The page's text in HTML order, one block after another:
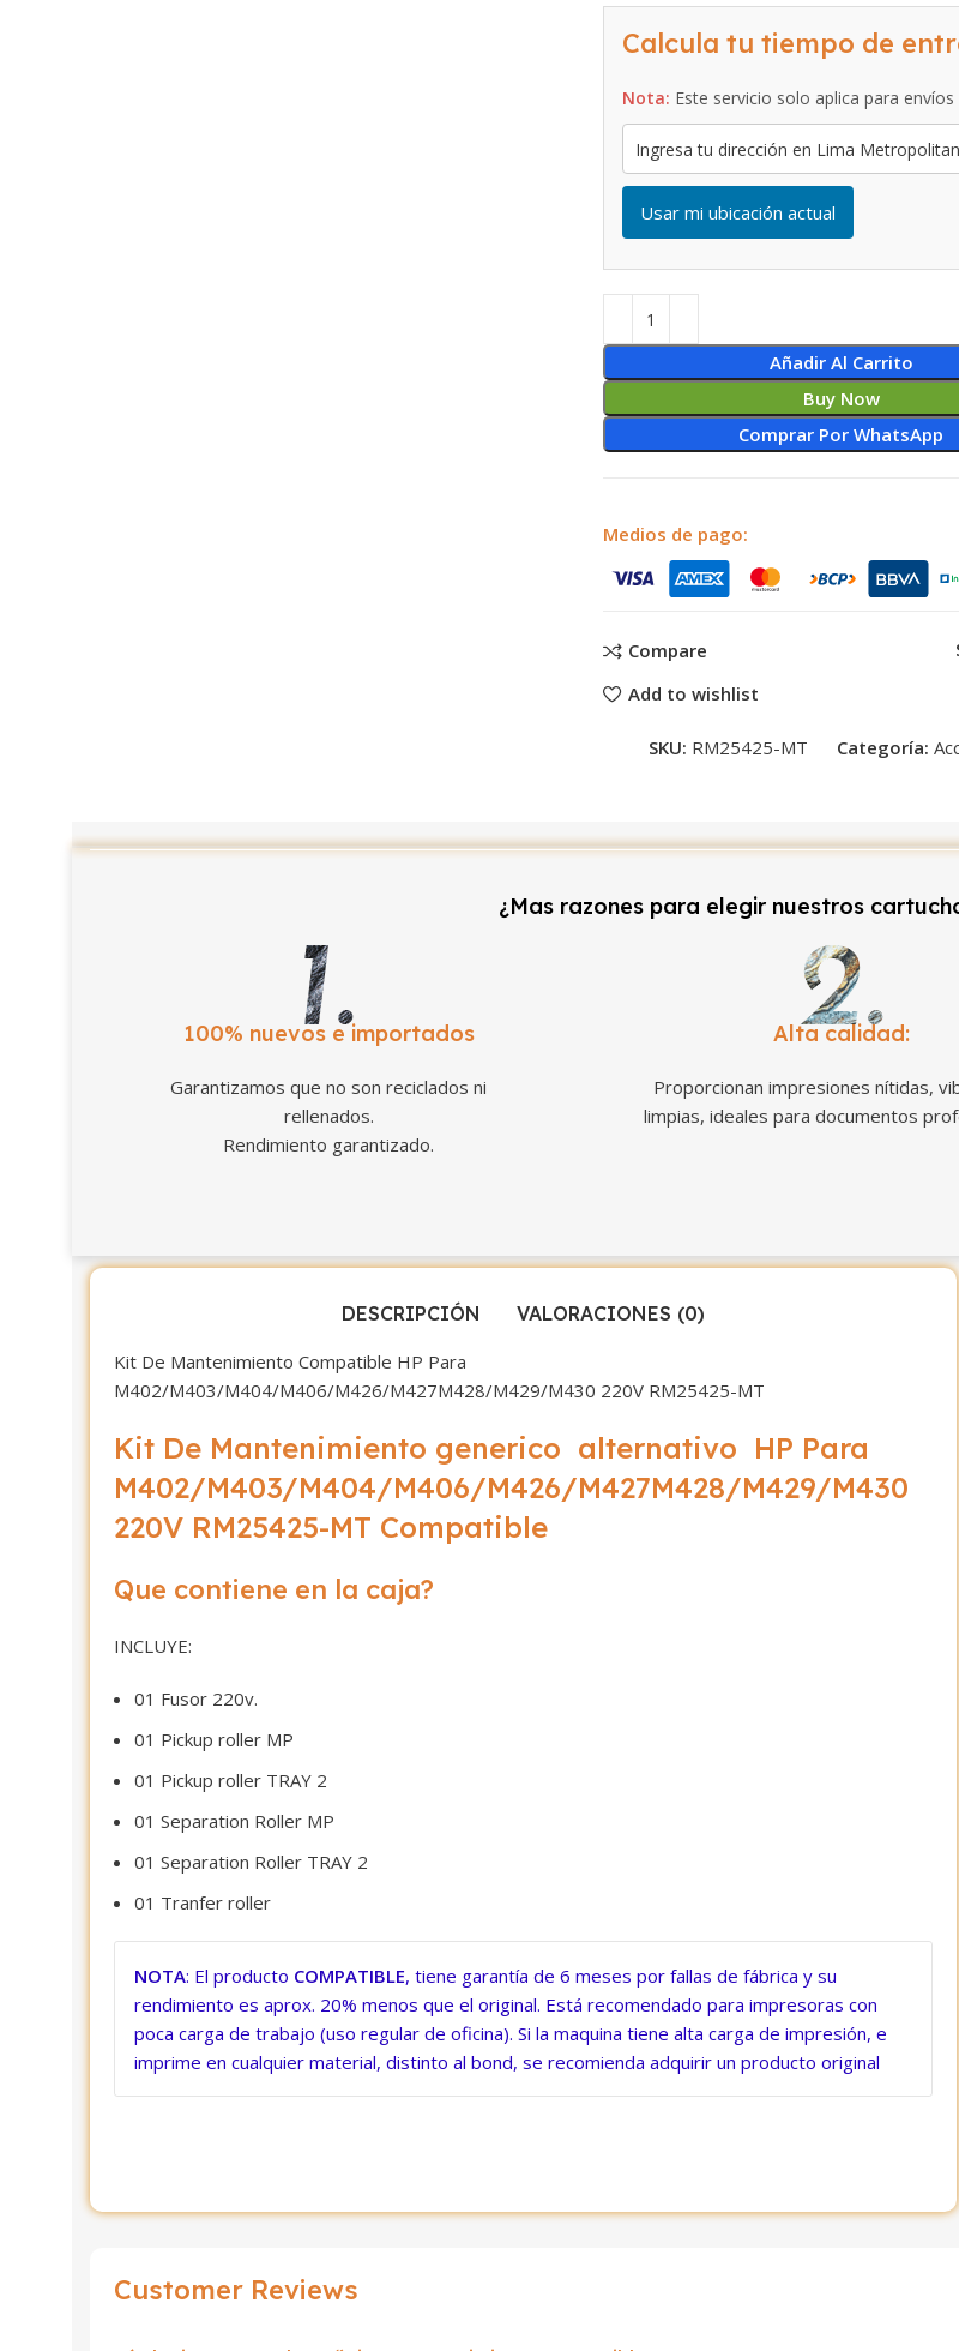
Calcula tu tiempo de
Nota: Este servicio solo aplica para envíos
Usar mi ubicación actual
Añadir Al Carrito
Buy Now
Comprar Por WhatsApp
Medios de pago:
Compare
Add to wishlist
SKU: RM25425-MT Categoría:
¿Mas razones para elegir nuestros
100% nuevos e importados
Garantizamos que no son reciclados ni
rellenados.
Rendimiento garantizado.
Alta calidad:
Proporcionan impresiones nítidas,
limpias, ideales para documentos
DESCRIPCIÓN
VALORACIONES (0)
Kit De Mantenimiento Compatible HP Para
M402/M403/M404/M406/M426/M427M428/M429/M430 220V RM25425-MT
Kit De Mantenimiento generico alternativo HP Para
M402/M403/M404/M406/M426/M427M428/M429/M430
220V RM25425-MT Compatible
Que contiene en la caja?
INCLUYE:
01 Fusor 220v.
01 Pickup roller MP
01 Pickup roller TRAY 2
01 Separation Roller MP
01 Separation Roller TRAY 2
01 Tranfer roller
NOTA: El producto COMPATIBLE, tiene garantía de 6 meses por fallas de fábrica y su
rendimiento es aprox. 20% menos que el original. Está recomendado para impresoras con
poca carga de trabajo (uso regular de oficina). Si la maquina tiene alta carga de impresión, e
imprime en cualquier material, distinto al bond, se recomienda adquirir un producto original
Customer Reviews